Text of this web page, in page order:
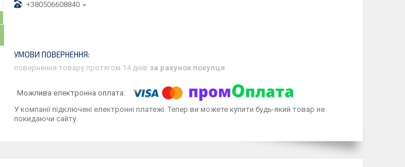
+380506608840
повернення товару протягом 14 днів за рахунок покупця
У компанії підключені електронні платежі. Тепер ви можете купити будь-який товар не
покидаючи сайту.